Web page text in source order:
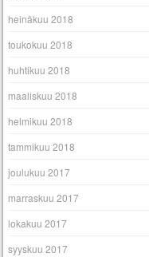
heinäkuu 2018
toukokuu 2018
huhtikuu 2018
maaliskuu 2018
helmikuu 2018
tammikuu 2018
joulukuu 2017
marraskuu 2017
lokakuu 2017
syyskuu 2017